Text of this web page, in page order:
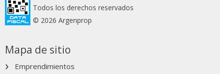
1/11
USD212.000
Departamento en Venta
Todos los derechos reservados
© 2026 Argenprop
Mapa de sitio
Emprendimientos